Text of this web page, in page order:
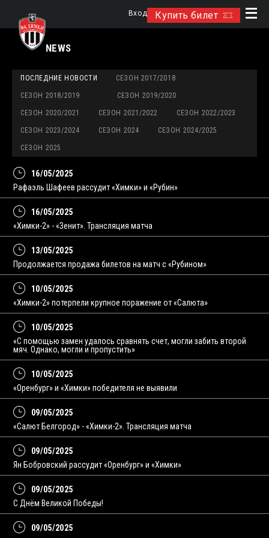
Купить билет
Вход
NEWS
ПОСЛЕДНИЕ НОВОСТИ СЕЗОН 2017/2018
СЕЗОН 2018/2019 СЕЗОН 2019/2020
СЕЗОН 2020/2021 СЕЗОН 2021/2022 СЕЗОН 2022/2023
СЕЗОН 2023/2024 СЕЗОН 2024 СЕЗОН 2024/2025
СЕЗОН 2025
16/05/2025
Рафаэль Шафеев рассудит «Химки» и «Рубин»
16/05/2025
«Химки-2» - «Зенит». Трансляция матча
13/05/2025
Продолжается продажа билетов на матч с «Рубином»
10/05/2025
«Химки-2» потерпели крупное поражение от «Салюта»
10/05/2025
«С помощью замен удалось сравнять счет, могли забить второй
мяч. Однако, могли и пропустить»
10/05/2025
«Оренбург» и «Химки» победителя не выявили
09/05/2025
«Салют Белгород» - «Химки-2». Трансляция матча
09/05/2025
Ян Бобровский рассудит «Оренбург» и «Химки»
09/05/2025
С Днём Великой Победы!
09/05/2025